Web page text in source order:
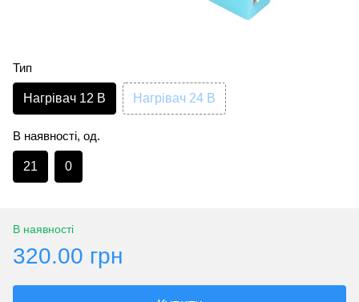
Тип
Нагрівач 12 В Нагрівач 24 В
В наявності, од.
21 0
В наявності
320.00 грн